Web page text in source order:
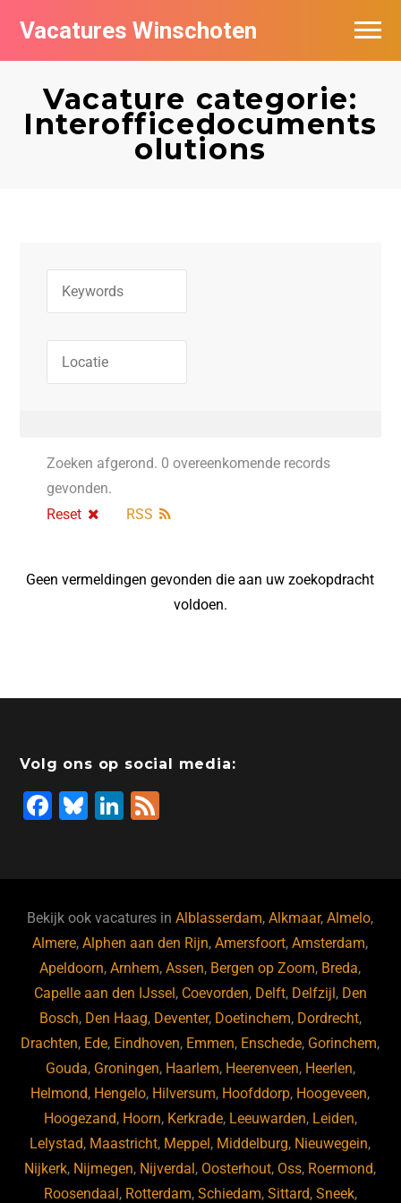
Vacatures Winschoten
Vacature categorie:
Interofficedocuments
olutions
Zoeken afgerond. 0 overeenkomende records
gevonden.
Reset
RSS
Geen vermeldingen gevonden die aan uw zoekopdracht
voldoen.
Volg ons op social media:
F
b
o
o
k
Bl
ky
Li
dI
n
Bekijk ook vacatures inAlblasserdam,Alkmaar,Almelo,
Almere,Alphen aan den Rijn,Amersfoort,Amsterdam,
Apeldoorn,Arnhem,Assen, Bergen op Zoom, Breda,
Capelle aan den IJssel , Coevorden, Delft, Delfzijl , Den
Bosch, Den Haag, Deventer, Doetinchem, Dordrecht,
Drachten, Ede, Eindhoven, Emmen, Enschede, Gorinchem,
Gouda, Groningen, Haarlem, Heerenveen, Heerlen,
Helmond, Hengelo, Hilversum, Hoofddorp, Hoogeveen,
Hoogezand, Hoorn, Kerkrade, Leeuwarden, Leiden,
Lelystad, Maastricht, Meppel , Middelburg, Nieuwegein,
Nijkerk, Nijmegen, Nijverdal , Oosterhout, Oss, Roermond,
Roosendaal , Rotterdam, Schiedam, Sittard, Sneek,
Vacatures per bedrijf in Winschoten
Nieuwsbrief feed